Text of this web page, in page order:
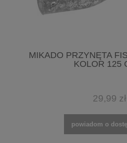
MIKADO PRZYNĘTA
KOLOR 125
29,99 zł
powiadom o